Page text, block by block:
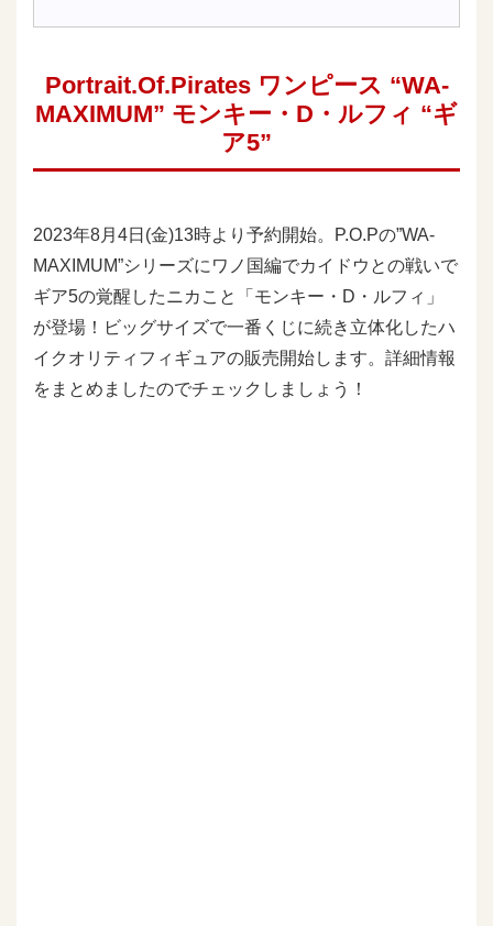
Portrait.Of.Pirates ワンピース “WA-
MAXIMUM” モンキー・D・ルフィ “ギ
ア5”
2023年8月4日(金)13時より予約開始。P.O.Pの”WA-
MAXIMUM”シリーズにワノ国編でカイドウとの戦いで
ギア5の覚醒したニカこと「モンキー・D・ルフィ」
が登場！ビッグサイズで一番くじに続き立体化したハ
イクオリティフィギュアの販売開始します。詳細情報
をまとめましたのでチェックしましょう！